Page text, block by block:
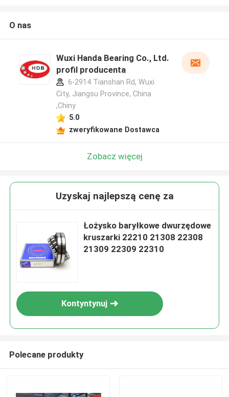
O nas
Wuxi Handa Bearing Co., Ltd.
profil producenta
6-2914 Tianshan Rd, Wuxi
City, Jiangsu Province, China
,Chiny
5.0
zweryfikowane Dostawca
Zobacz więcej
Uzyskaj najlepszą cenę za
Łożysko baryłkowe dwurzędowe
kruszarki 22210 21308 22308
21309 22309 22310
Kontyntynuj
Polecane produkty